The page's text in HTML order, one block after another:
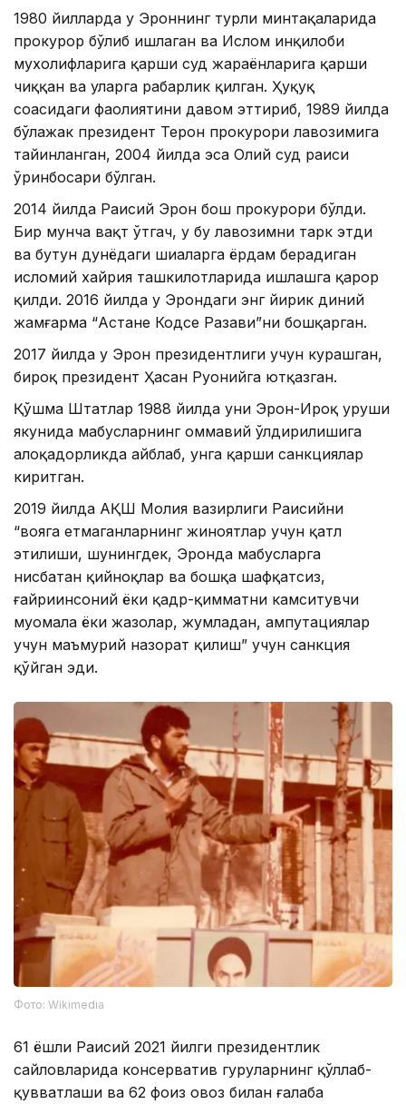
1980 йилларда у Эроннинг турли минтақаларида
прокурор бўлиб ишлаган ва Ислом инқилоби
мухолифларига қарши суд жараёнларига қарши
чиққан ва уларга раҳбарлик қилган. Ҳуқуқ
соҳасидаги фаолиятини давом эттириб, 1989 йилда
бўлажак президент Теҳрон прокурори лавозимига
тайинланган, 2004 йилда эса Олий суд раиси
ўринбосари бўлган.
2014 йилда Раисий Эрон бош прокурори бўлди.
Бир мунча вақт ўтгач, у бу лавозимни тарк этди
ва бутун дунёдаги шиаларга ёрдам берадиган
исломий хайрия ташкилотларида ишлашга қарор
қилди. 2016 йилда у Эрондаги энг йирик диний
жамғарма “Астане Кодсе Разави”ни бошқарган.
2017 йилда у Эрон президентлиги учун курашган,
бироқ президент Ҳасан Руҳонийга ютқазган.
Қўшма Штатлар 1988 йилда уни Эрон-Ироқ уруши
якунида маҳбусларнинг оммавий ўлдирилишига
алоқадорликда айблаб, унга қарши санкциялар
киритган.
2019 йилда АҚШ Молия вазирлиги Раисийни
“вояга етмаганларнинг жиноятлар учун қатл
этилиши, шунингдек, Эронда маҳбусларга
нисбатан қийноқлар ва бошқа шафқатсиз,
ғайриинсоний ёки қадр-қимматни камситувчи
муомала ёки жазолар, жумладан, ампутациялар
учун маъмурий назорат қилиш” учун санкция
қўйган эди.
Фото: Wikimedia
61 ёшли Раисий 2021 йилги президентлик
сайловларида консерватив гуруҳларнинг қўллаб-
қувватлаши ва 62 фоиз овоз билан ғалаба